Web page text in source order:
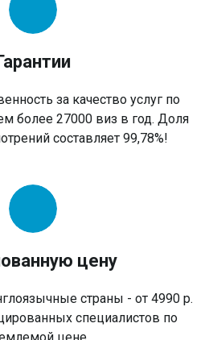
за качество услуг по
более 27000 виз в год. Доля
составляет 99,78%!
цену
страны - от 4990 р.
специалистов по